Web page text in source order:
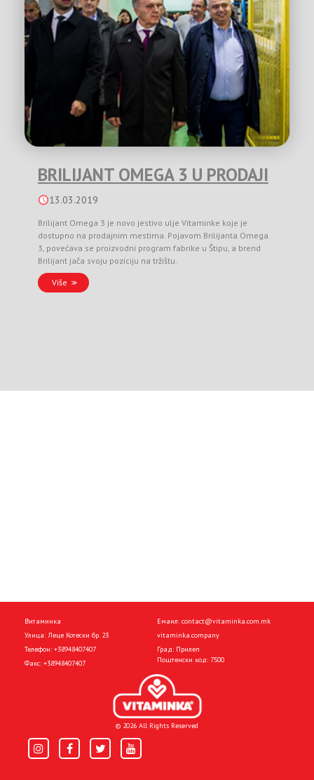
BRILIJANT OMEGA 3 U PRODAJI
13.03.2019
Brilijant Omega 3 je novo jestivo ulje Vitaminke koje je
dostupno na prodajnim mestima. Pojavom Brilijanta Omega
3, povećava se proizvodni program fabrike u Štipu, a brend
Brilijant jača svoju poziciju na tržištu.
Više
Витаминка
Улица: Леце Котески бр. 23
Телефон: +38948407407
Факс: +38948407407
Емаил: contact@vitaminka.com.mk
vitaminka.company
Град: Прилеп
Поштенски код: 7500
© 2026 All Rights Reserved